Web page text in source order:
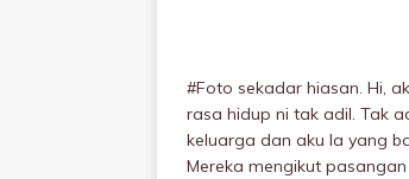
#Foto sekadar hiasan. Hi,
rasa hidup ni tak adil. Tak
keluarga dan aku la yang
Mereka mengikut